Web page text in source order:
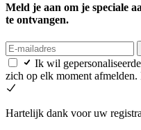
Meld je aan om je speciale
te ontvangen.
Ik wil
zich op elk moment
Hartelijk dank voor uw